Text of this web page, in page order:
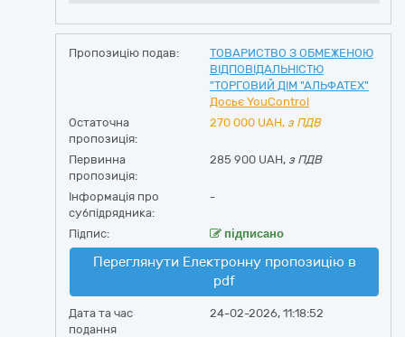
Пропозицію подав:
ТОВАРИСТВО З ОБМЕЖЕНОЮ
ВІДПОВІДАЛЬНІСТЮ
"ТОРГОВИЙ ДІМ "АЛЬФАТЕХ"
Досьє YouControl
Остаточна
пропозиція:
270 000 UAH, з ПДВ
Первинна
пропозиція:
285 900 UAH, з ПДВ
Інформація про
субпідрядника:
-
Підпис: підписано
Переглянути Електронну пропозицію в
pdf
Дата та час
подання
24-02-2026, 11:18:52